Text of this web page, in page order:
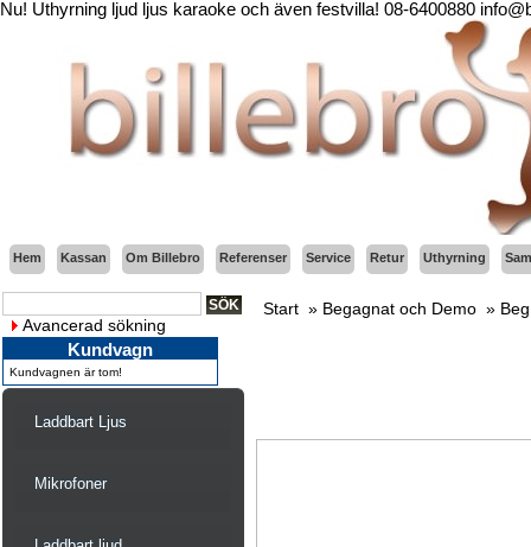
Nu! Uthyrning ljud ljus karaoke och även festvilla! 08-6400880
Hem Kassan Om Billebro Referenser Service Retur Uthyrning
Avancerad sökning
Kundvagn
Kundvagnen är tom!
Laddbart Ljus
Mikrofoner
Start » Begagnat och Demo »